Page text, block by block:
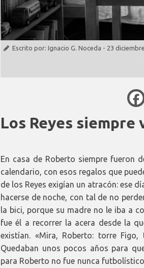
Escrito por: Ignacio G. Noceda - 23
Los Reyes siempre
En casa de Roberto siempre fueron
calendario, con esos regalos que
de los Reyes exigían un atracón: ese
hacerse de noche, con tal de no
la bici, porque su madre no le iba a
fue él a recorrer la acera desde la
existían. «Mira, Roberto: torre
Quedaban unos pocos años para
para Roberto no fue nunca